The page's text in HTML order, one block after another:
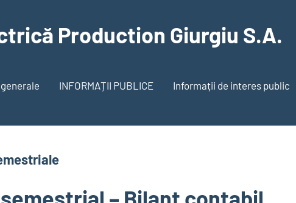
Production Giurgiu S.A.
INFORMAȚII PUBLICE Informații de interes public